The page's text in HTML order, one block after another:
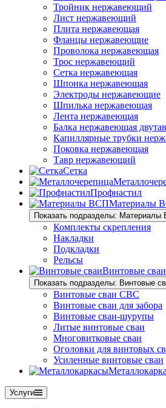
Тройник нержавеющий
Лист нержавеющий
Плита нержавеющая
Фланцы нержавеющие
Проволока нержавеющая
Трос нержавеющий
Сетка нержавеющая
Шпонка нержавеющая
Электроды нержавеющие
Шпилька нержавеющая
Лента нержавеющая
Балка нержавеющая
Капиллярные трубки
Поковка нержавеющая
Тавр нержавеющий
Сетка
Профнастил
Материалы
Показать подразделы: Материалы
Комплекты скрепления
Накладки
Подкладки
Рельсы
Винтовые сваи
Показать подразделы: Винтовые
Винтовые сваи СВС
Винтовые сваи для забора
Винтовые сваи-шурупы
Литые винтовые сваи
Многовитковые сваи
Оголовки для винтовых
Усиленные винтовые сваи
Услуги